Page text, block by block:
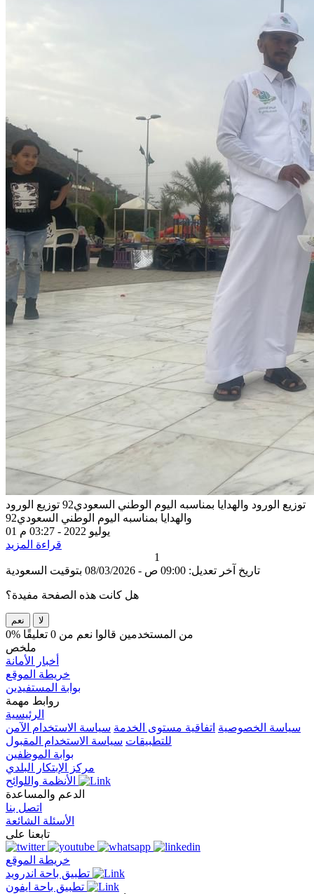
توزيع الورود والهدايا بمناسبه اليوم الوطني السعودي92
توزيع الورود
والهدايا بمناسبه اليوم الوطني السعودي92
01 يوليو 2022 - 03:27 م
قراءة المزيد
1
تاريخ آخر تعديل: 09:00 ص - 08/03/2026 بتوقيت السعودية
هل كانت هذه الصفحة مفيدة؟
نعم لا
0% من المستخدمين قالوا نعم من 0 تعليقًا
ملخص
أخبار الأمانة
خريطة الموقع
بوابة المستفيدين
روابط مهمة
الرئيسية
سياسة الخصوصية اتفاقية مستوى الخدمة سياسة الاستخدام الآمن
للتطبيقات سياسة الاستخدام المقبول
بوابة الموظفين
مركز الإبتكار البلدي
الدعم والمساعدة
اتصل بنا
الأسئلة الشائعة
تابعنا على
خريطة الموقع